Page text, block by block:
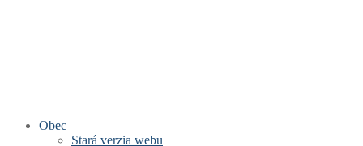
Obec
Stará verzia webu